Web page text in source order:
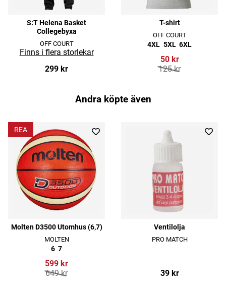
S:T Helena Basket
Collegebyxa
OFF COURT
299 kr
T-shirt
OFF COURT
4XL 5XL 6XL
50 kr
125 kr
Andra köpte även
REA
Molten D3500 Utomhus (6,7)
MOLTEN
6 7
599 kr
649 kr
Ventilolja
PRO MATCH
39 kr